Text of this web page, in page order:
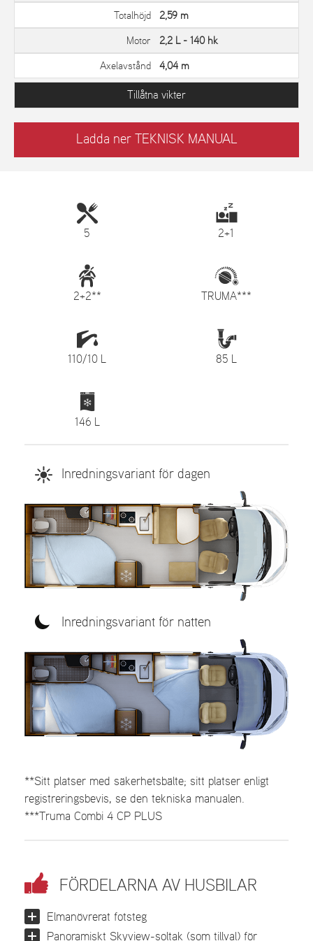
Totalhöjd 2,59 m
Motor 2,2 L - 140 hk
Axelavstånd 4,04 m
Tillåtna vikter
Ladda ner TEKNISK MANUAL
5 2+1
2+2** TRUMA***
110/10 L 85 L
146 L
Inredningsvariant för dagen
Inredningsvariant för natten
**Sitt platser med säkerhetsbälte; sitt platser enligt
registreringsbevis, se den tekniska manualen.
***Truma Combi 4 CP PLUS
FÖRDELARNA AV HUSBILAR
Elmanövrerat fotsteg
Panoramiskt Skyview-soltak (som tillval) för